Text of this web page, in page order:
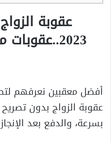
عقوبة
2023..عقوبات مشددة فتجنبها
أفضل معقبين نعرفهم
بسرعة، والدفع بعد